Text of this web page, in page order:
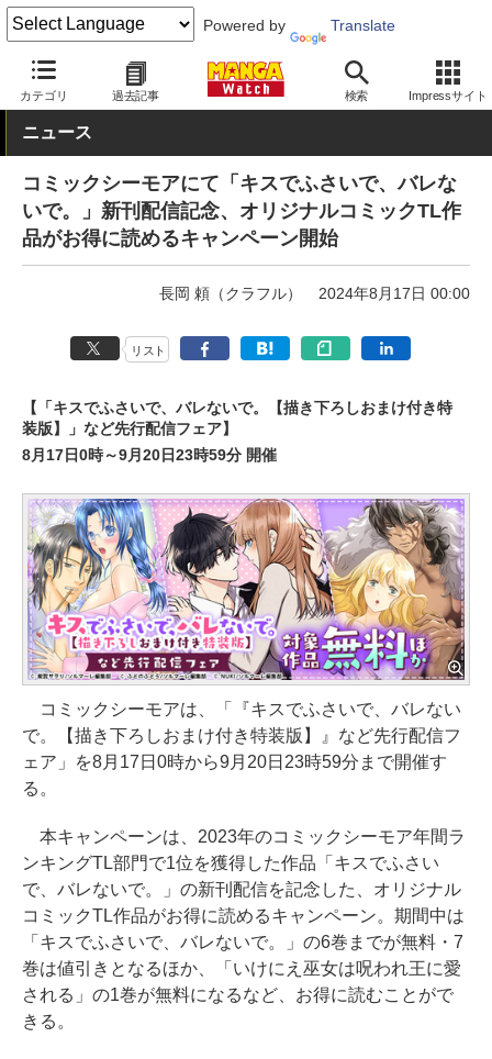
Powered by Translate
カテゴリ 過去記事 検索 Impressサイト
MANGA Watch Web/アプリ コミックシーモア
ニュース
コミックシーモアにて「キスでふさいで、バレな
いで。」新刊配信記念、オリジナルコミックTL作
品がお得に読めるキャンペーン開始
長岡 頼（クラフル） 2024年8月17日 00:00
リスト
【「キスでふさいで、バレないで。【描き下ろしおまけ付き特
装版】」など先行配信フェア】
8月17日0時～9月20日23時59分 開催
コミックシーモアは、「『キスでふさいで、バレない
で。【描き下ろしおまけ付き特装版】』など先行配信フ
ェア」を8月17日0時から9月20日23時59分まで開催す
る。
本キャンペーンは、2023年のコミックシーモア年間ラ
ンキングTL部門で1位を獲得した作品「キスでふさい
で、バレないで。」の新刊配信を記念した、オリジナル
コミックTL作品がお得に読めるキャンペーン。期間中は
「キスでふさいで、バレないで。」の6巻までが無料・7
巻は値引きとなるほか、「いけにえ巫女は呪われ王に愛
される」の1巻が無料になるなど、お得に読むことがで
きる。